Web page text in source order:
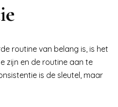
routine van belang is, is het
zijn en de routine aan te
is de sleutel, maar